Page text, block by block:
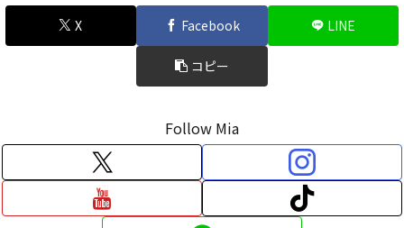
X Facebook LINE
コピー
Follow Mia